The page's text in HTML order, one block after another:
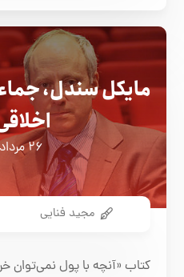
مایکل سندل،
۲۶ مرداد ۱۳۹۶
مجید فنایی
کتاب «آنچه با پول نمی‌توان